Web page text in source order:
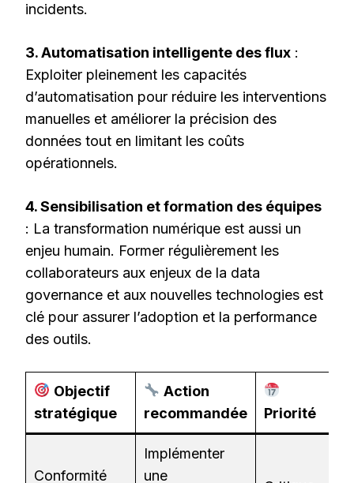
incidents.
3. Automatisation intelligente des flux :
Exploiter pleinement les capacités
d’automatisation pour réduire les interventions
manuelles et améliorer la précision des
données tout en limitant les coûts
opérationnels.
4. Sensibilisation et formation des équipes
: La transformation numérique est aussi un
enjeu humain. Former régulièrement les
collaborateurs aux enjeux de la data
governance et aux nouvelles technologies est
clé pour assurer l’adoption et la performance
des outils.
Objectif
stratégique
Action
recommandée
Priorité
Conformité
Implémenter
une